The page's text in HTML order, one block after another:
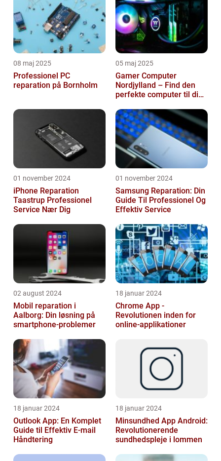
08 maj 2025
Professionel PC
reparation på Bornholm
05 maj 2025
Gamer Computer
Nordjylland – Find den
perfekte computer til din
01 november 2024
iPhone Reparation
Taastrup Professionel
Service Nær Dig
01 november 2024
Samsung Reparation: Din
Guide Til Professionel Og
Effektiv Service
02 august 2024
Mobil reparation i
Aalborg: Din løsning på
smartphone-problemer
18 januar 2024
Chrome App -
Revolutionen inden for
online-applikationer
18 januar 2024
Outlook App: En Komplet
Guide til Effektiv E-mail
Håndtering
18 januar 2024
Minsundhed App Android:
Revolutionerende
sundhedspleje i lommen